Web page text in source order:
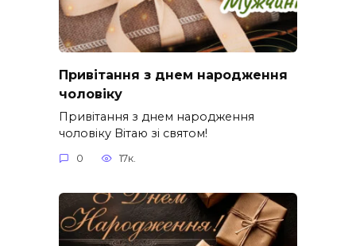
Привітання з днем народження
чоловіку
Привітання з днем народження
чоловіку Вітаю зі святом!
0 17к.